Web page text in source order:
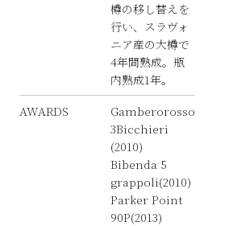
樽の移し替えを
行い、スラヴォ
ニア産の大樽で
4年間熟成。瓶
内熟成1年。
AWARDS
Gamberorosso
3Bicchieri
(2010)
Bibenda 5
grappoli(2010)
Parker Point
90P(2013)